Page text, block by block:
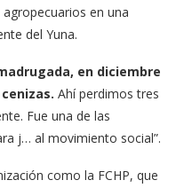
en una
del Yuna.
en diciembre
Ahí perdimos tres
Fue una de las
j… al movimiento social”.
como la FCHP, que